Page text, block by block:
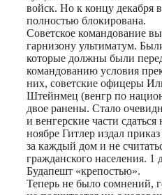
войск. Но к концу декабря
полностью блокирована.
Советское командование
гарнизону ультиматум.
которые должны были
командованию условия
них, советские офицеры
Штейнмец (венгр по
двое ранены. Стало
и венгерские части
ноябре Гитлер издал
за каждый дом и не
гражданского населения. 1
Будапешт «крепостью».
Теперь не было сомнений,